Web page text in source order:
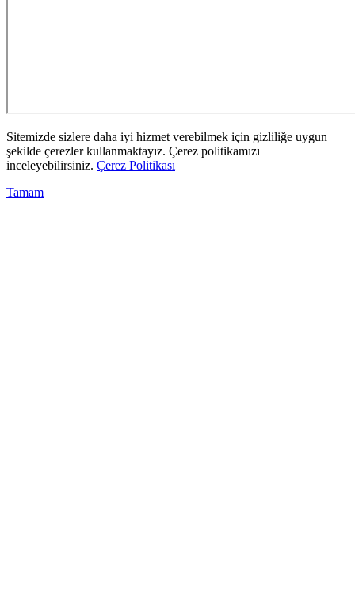
Sitemizde sizlere daha iyi hizmet verebilmek için gizliliğe uygun
şekilde çerezler kullanmaktayız. Çerez politikamızı
inceleyebilirsiniz. Çerez Politikası
Tamam